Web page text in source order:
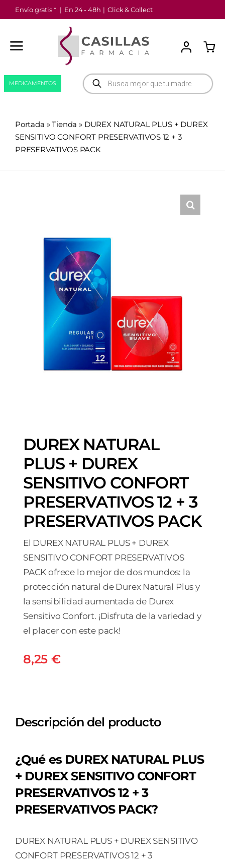
Saltar
al
Envío gratis * | En 24 - 48h | Click & Collect
Búsqueda
de
productos
MEDICAMENTOS
Portada »Tienda » DUREX NATURAL PLUS + DUREX
SENSITIVO CONFORT PRESERVATIVOS 12 + 3
PRESERVATIVOS PACK
DUREX NATURAL
PLUS + DUREX
SENSITIVO CONFORT
PRESERVATIVOS 12 + 3
PRESERVATIVOS PACK
El DUREX NATURAL PLUS + DUREX
SENSITIVO CONFORT PRESERVATIVOS
PACK ofrece lo mejor de dos mundos: la
protección natural de Durex Natural Plus y
la sensibilidad aumentada de Durex
Sensitivo Confort. ¡Disfruta de la variedad y
el placer con este pack!
8,25 €
Descripción del producto
¿Qué es DUREX NATURAL PLUS
+ DUREX SENSITIVO CONFORT
PRESERVATIVOS 12 + 3
PRESERVATIVOS PACK?
DUREX NATURAL PLUS + DUREX SENSITIVO
CONFORT PRESERVATIVOS 12 + 3